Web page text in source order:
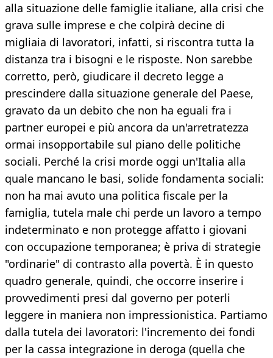
alla situazione delle famiglie italiane, alla crisi che
grava sulle imprese e che colpirà decine di
migliaia di lavoratori, infatti, si riscontra tutta la
distanza tra i bisogni e le risposte. Non sarebbe
corretto, però, giudicare il decreto legge a
prescindere dalla situazione generale del Paese,
gravato da un debito che non ha eguali fra i
partner europei e più ancora da un'arretratezza
ormai insopportabile sul piano delle politiche
sociali. Perché la crisi morde oggi un'Italia alla
quale mancano le basi, solide fondamenta sociali:
non ha mai avuto una politica fiscale per la
famiglia, tutela male chi perde un lavoro a tempo
indeterminato e non protegge affatto i giovani
con occupazione temporanea; è priva di strategie
"ordinarie" di contrasto alla povertà. È in questo
quadro generale, quindi, che occorre inserire i
provvedimenti presi dal governo per poterli
leggere in maniera non impressionistica. Partiamo
dalla tutela dei lavoratori: l'incremento dei fondi
per la cassa integrazione in deroga (quella che